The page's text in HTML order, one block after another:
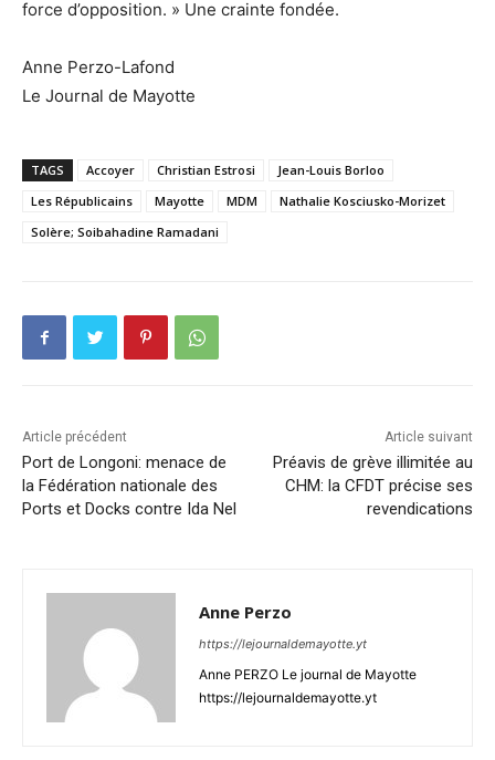
force d’opposition. » Une crainte fondée.
Anne Perzo-Lafond
Le Journal de Mayotte
TAGS Accoyer Christian Estrosi
Jean-Louis Borloo
Les Républicains
Mayotte MDM
Nathalie Kosciusko-Morizet
Solère; Soibahadine Ramadani
Article précédent
Port de Longoni: menace de
la Fédération nationale des
Ports et Docks contre Ida Nel
Article suivant
Préavis de grève illimitée au
CHM: la CFDT précise ses
revendications
Anne Perzo
https://lejournaldemayotte.yt
Anne PERZO Le journal de Mayotte
https://lejournaldemayotte.yt